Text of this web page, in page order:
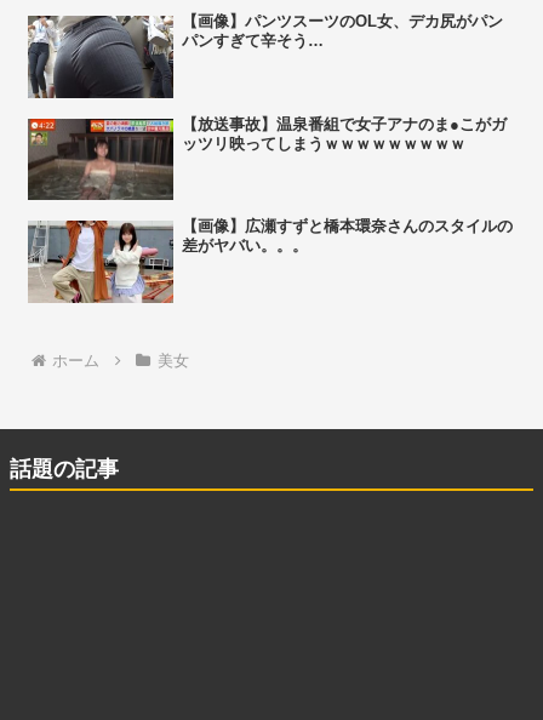
【画像】パンツスーツのOL女、デカ尻がパン
パンすぎて辛そう…
【放送事故】温泉番組で女子アナのま●こがガ
ッツリ映ってしまうｗｗｗｗｗｗｗｗｗ
【画像】広瀬すずと橋本環奈さんのスタイルの
差がヤバい。。。
ホーム 美女
話題の記事